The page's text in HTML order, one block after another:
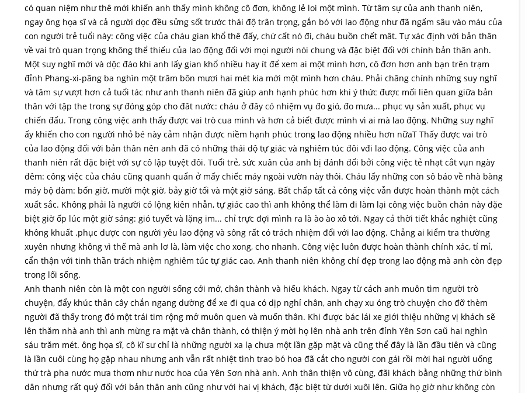
có quan niệm như thê mới khiến anh thấy mình không cô đơn, không lẻ loi một mình. Từ tâm sự của anh thanh niên,
ngay ông họa sĩ và cả người dọc đều sửng sốt trước thái độ trân trọng, gắn bó với lao động như đã ngấm sâu vào máu của
con người trẻ tuổi này: công việc của cháu gian khổ thê đấy, chứ cất nó đi, cháu buồn chết mât. Tự xác định với bản thân
về vai trò quan trọng không thể thiếu của lao động đối với mọi người nói chung và đặc biệt đối với chính bản thân anh.
Một suy nghĩ mới và dộc đáo khi anh lấy gian khổ nhiều hay ít để xem ai một mình hơn, cô đơn hơn anh bạn trên trạm
đỉnh Phang-xi-pãng ba nghìn một trăm bôn mươi hai mét kia mới một mình hơn cháu. Phải chăng chính những suy nghĩ
và tâm sự vượt hơn cả tuổi tác như anh thanh niên đã giúp anh hạnh phúc hơn khi ý thức được mối liên quan giữa bản
thân với tập the trong sự đóng góp cho đât nước: cháu ở đây có nhiệm vụ đo gió, đo mưa... phục vụ sản xuất, phục vụ
chiến đấu. Trong công việc anh thấy được vai trò cua mình và hơn cả biết được mình vì ai mà lao động. Những suy nghĩ
ấy khiến cho con người nhỏ bé này cảm nhận được niềm hạnh phúc trong lao động nhiều hơn nữaT Thấy được vai trò
của lao động đối với bản thân nên anh đã có những thái dộ tự giác và nghiêm túc đôi vđi lao động. Công việc của anh
thanh niên rất đặc biệt với sự cô lập tuyệt đôi. Tuổi trẻ, sức xuân của anh bị đánh đổi bởi công việc tẻ nhạt cắt vụn ngày
đêm: công việc của cháu cũng quanh quẩn ở mấy chiếc máy ngoài vườn này thôi. Cháu lấy những con sô báo về nhà bàng
máy bộ đàm: bốn giờ, mười một giờ, bảy giờ tối và một giờ sáng. Bất chấp tất cả công việc vẫn được hoàn thành một cách
xuất sắc. Không phải là người có lộng kiên nhẫn, tự giác cao thì anh không thể làm đi làm lại công việc buồn chán này đặe
biệt giờ ốp lúc một giờ sáng: gió tuyết và lặng im... chỉ trực đợi mình ra là ào ào xô tới. Ngay cả thời tiết khắc nghiệt cũng
không khuất .phục dược con người yêu lao động và sông rất có trách nhiệm đổi với lao động. Chẳng ai kiểm tra thường
xuyên nhưng không vì thế mà anh lơ là, làm việc cho xong, cho nhanh. Công việc luôn được hoàn thành chính xác, tỉ mỉ,
cẩn thận với tinh thần trách nhiệm nghiêm túc tự giác cao. Anh thanh niên không chỉ đẹp trong lao động mà anh còn đẹp
trong lối sống.
Anh thanh niên còn là một con người sống cởi mở, chân thành và hiếu khách. Ngay từ cách anh muôn tìm người trò
chuyện, đẩy khúc thân cây chắn ngang dường để xe đi qua có dịp nghỉ chân, anh chạy xu óng trò chuyện cho đỡ thèm
người đã thấy trong đó một trái tim rộng mở muôn quen và muốn thân. Khi được bác lái xe giới thiệu những vị khách sẽ
lên thăm nhà anh thì anh mừng ra mặt và chân thành, có thiện ý mời họ lên nhà anh trên đỉnh Yên Sơn caũ hai nghìn
sáu trăm mét. ông họa sĩ, cô kĩ sư chỉ là những người xa lạ chưa một lần gặp mặt và cũng thể đây là lần đầu tiên và cũng
là lần cuôi cùng họ gặp nhau nhưng anh vẫn rất nhiệt tình trao bó hoa đã cắt cho người con gái rồi mời hai người uống
thứ trà pha nước mưa thơm như nước hoa của Yên Sơn nhà anh. Anh thân thiện vô cùng, đãi khách bằng những thứ bình
dân nhưng rất quý đối với bản thân anh cũng như với hai vị khách, đặc biệt từ dưới xuôi lên. Giữa họ giờ như không còn